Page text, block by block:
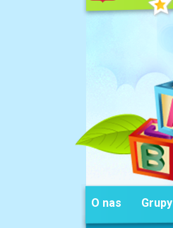
O nas Grupy